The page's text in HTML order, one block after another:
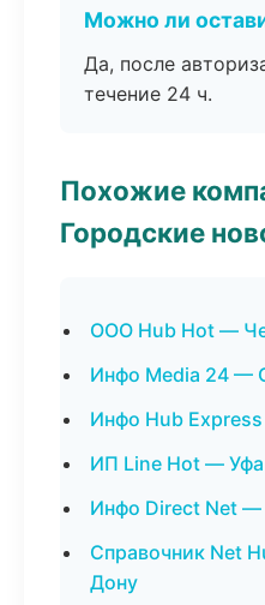
Можно ли
Да, после
течение 24 ч.
Похожие
Городские
ООО Hub Hot —
Инфо Media 24 —
Инфо Hub
ИП Line Hot — Уфа
Инфо Direct Net —
Справочник Net
Дону